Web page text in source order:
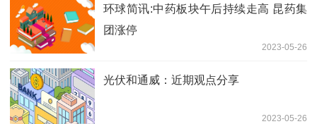
环球简讯:中药板块午后持续走高 昆药集
团涨停
2023-05-26
光伏和通威：近期观点分享
2023-05-26